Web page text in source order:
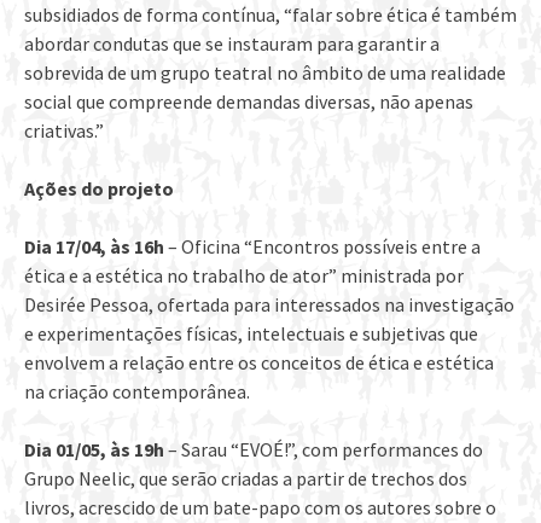
subsidiados de forma contínua, “falar sobre ética é também
abordar condutas que se instauram para garantir a
sobrevida de um grupo teatral no âmbito de uma realidade
social que compreende demandas diversas, não apenas
criativas.”
Ações do projeto
Dia 17/04, às 16h – Oficina “Encontros possíveis entre a
ética e a estética no trabalho de ator” ministrada por
Desirée Pessoa, ofertada para interessados na investigação
e experimentações físicas, intelectuais e subjetivas que
envolvem a relação entre os conceitos de ética e estética
na criação contemporânea.
Dia 01/05, às 19h – Sarau “EVOÉ!”, com performances do
Grupo Neelic, que serão criadas a partir de trechos dos
livros, acrescido de um bate-papo com os autores sobre o